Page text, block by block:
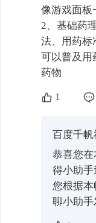
像游戏面板
2、基础药
法、用药标
可以普及用
药物
1
百度千帆
恭喜您在
得小助
您根据
聊小助手